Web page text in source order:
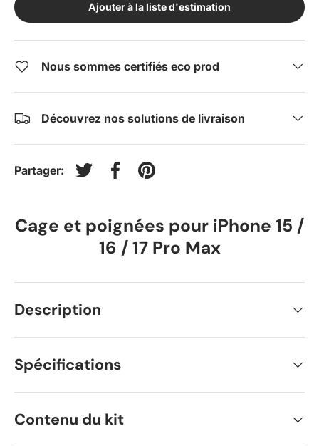
Ajouter à la liste d'estimation
Nous sommes certifiés eco prod
Découvrez nos solutions de livraison
Partager:
Tweeter sur Twitter
Partager sur Facebook
Épingler sur Pinterest
Cage et poignées pour iPhone 15 /
16 / 17 Pro Max
Description
Spécifications
Contenu du kit